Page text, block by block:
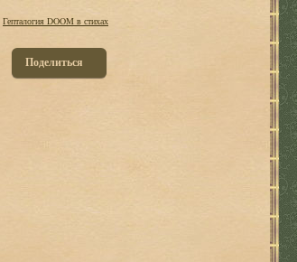
Гепталогия DOOM в стихах
Поделиться